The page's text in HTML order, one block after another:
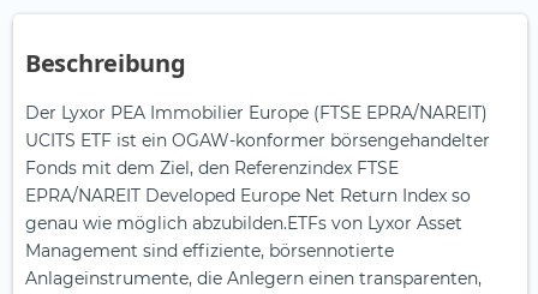
Beschreibung
Der Lyxor PEA Immobilier Europe (FTSE EPRA/NAREIT)
UCITS ETF ist ein OGAW-konformer börsengehandelter
Fonds mit dem Ziel, den Referenzindex FTSE
EPRA/NAREIT Developed Europe Net Return Index so
genau wie möglich abzubilden.ETFs von Lyxor Asset
Management sind effiziente, börsennotierte
Anlageinstrumente, die Anlegern einen transparenten,